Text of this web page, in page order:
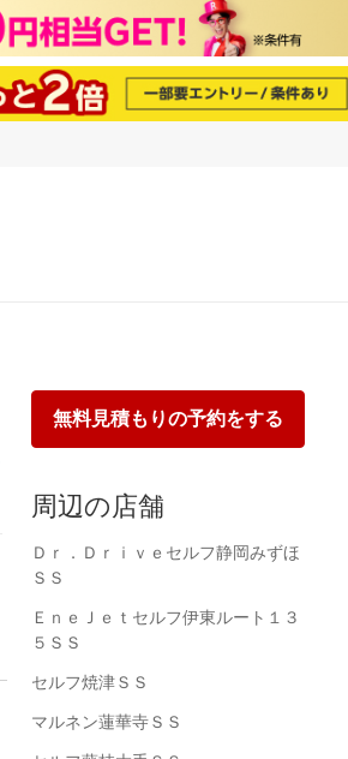
無料見積もりの予約をする
周辺の店舗
Ｄｒ．Ｄｒｉｖｅセルフ静岡みずほ
ＳＳ
ＥｎｅＪｅｔセルフ伊東ルート１３
５ＳＳ
セルフ焼津ＳＳ
マルネン蓮華寺ＳＳ